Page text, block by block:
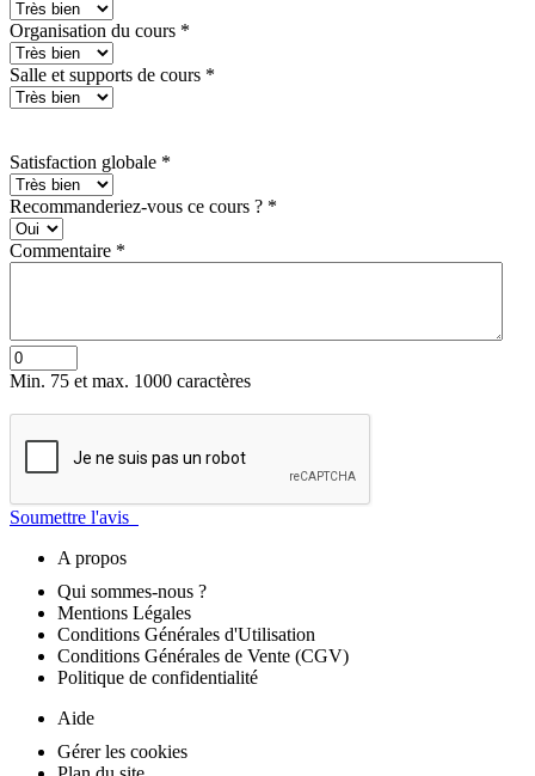
Organisation du cours *
Salle et supports de cours *
Satisfaction globale *
Recommanderiez-vous ce cours ? *
Commentaire *
Min. 75 et max. 1000 caractères
Soumettre l'avis
A propos
Qui sommes-nous ?
Mentions Légales
Conditions Générales d'Utilisation
Conditions Générales de Vente (CGV)
Politique de confidentialité
Aide
Gérer les cookies